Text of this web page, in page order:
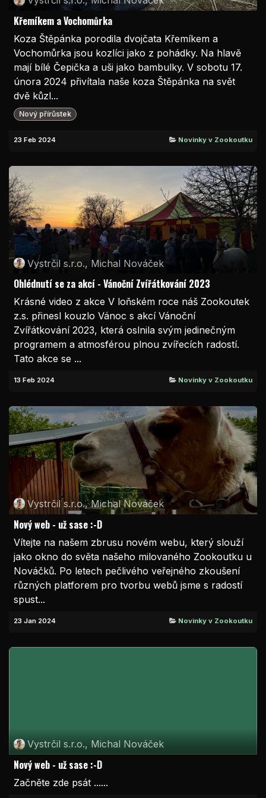
Křemíkem a Vochomůrka
Koza Štěpánka porodila dvojčata Křemíkem a
Vochomůrka jsou kozlíci jako z pohádky. Na hlavě
mají bílé Čepička a uši jako bambulky. V sobotu 17.
února 2024 přivítala naše koza Štěpánka na svět
dvě kůzl...
Nový přírůstek
23 Feb 2024 Novinky v Zookoutku
Vystrčil s.r.o., Michal Nováček
Ohlédnutí se za akcí - Vánoční Zvířátkování 2023
Krásné video z akce V loňském roce náš Zookoutek
z.s. přinesl kouzlo Vánoc s akcí Vánoční
Zvířátkování 2023, která oslnila svým jedinečným
programem a atmosférou plnou zvířecích radostí.
Tato akce se ...
13 Feb 2024 Novinky v Zookoutku
Vystrčil s.r.o., Michal Nováček
Nový web - už sase :-D
Vítejte na našem zbrusu novém webu, který slouží
jako okno do světa našeho milovaného Zookoutku u
Nováčků. Po letech pečlivého veřejného zkoušení
různých platforem pro tvorbu webů jsme s radostí
spust...
23 Jan 2024 Novinky v Zookoutku
Vystrčil s.r.o., Michal Nováček
Nový web - už sase :-D
Začněte zde psát ......